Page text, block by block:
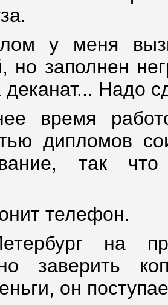
у меня
но заполнен
деканат... Надо
время
дипломов
так
телефон.
на
заверить
он